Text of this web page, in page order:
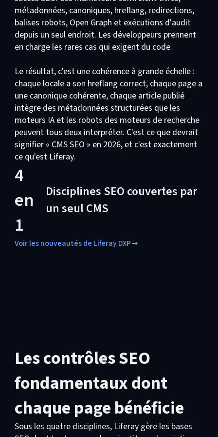
métadonnées, canoniques, hreflang, redirections,
balises robots, Open Graph et exécutions d'audit
depuis un seul endroit. Les développeurs prennent
en charge les rares cas qui exigent du code.
Le résultat, c'est une cohérence à grande échelle :
chaque locale a son hreflang correct, chaque page a
une canonique cohérente, chaque article publié
intègre des métadonnées structurées que les
moteurs IA et les robots des moteurs de recherche
peuvent tous deux interpréter. C'est ce que devrait
signifier « CMS SEO » en 2026, et c'est exactement
ce qu'est Liferay.
4
en
1
Disciplines SEO couvertes par
un seul CMS
Voir les nouveautés de Liferay DXP
Les contrôles SEO
fondamentaux dont
chaque page bénéficie
Sous les quatre disciplines, Liferay gère les bases